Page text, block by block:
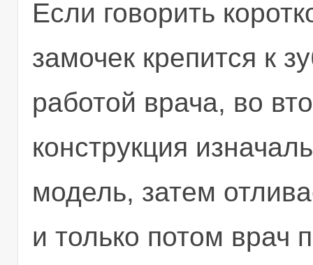
Если говорить
замочек крепится к
работой врача, во
конструкция
модель, затем
и только потом врач